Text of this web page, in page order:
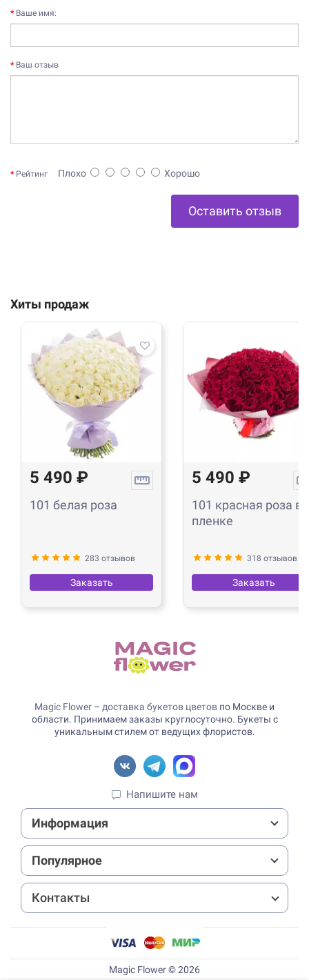
Ваше имя:
Ваш отзыв
Рейтинг Плохо Хорошо
Оставить отзыв
Хиты продаж
5 490 ₽
101 белая роза
283 отзывов
Заказать
5 490 ₽
101 красная роза в
пленке
318 отзывов
Заказать
Magic Flower – доставка букетов цветов по Москве и
области. Принимаем заказы круглосуточно. Букеты с
уникальным стилем от ведущих флористов.
Напишите нам
Информация
Популярное
Контакты
Magic Flower © 2026